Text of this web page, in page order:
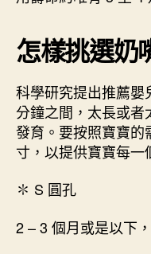
怎樣挑選奶
科學研究提出推薦
分鐘之間，太長或者
發育。要按照寶寶的
寸，以提供寶寶每一
✽ S 圓孔
2 – 3 個月或是以下